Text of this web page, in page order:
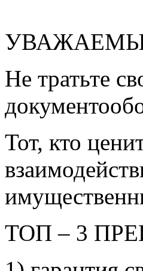
Не тратьте
Тот, кто
ТОП – 3